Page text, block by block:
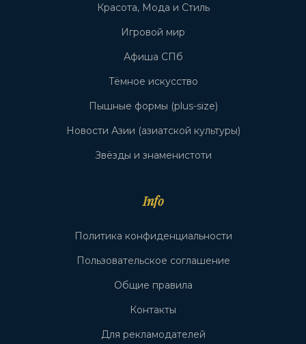
Красота, Мода и Стиль
Игровой мир
Афиша СПб
Тёмное искусство
Пышные формы (plus-size)
Новости Азии (азиатской культуры)
Звёзды и знаменистоти
Info
Политика конфиденциальности
Пользовательское соглашение
Общие правила
Контакты
Для рекламодателей